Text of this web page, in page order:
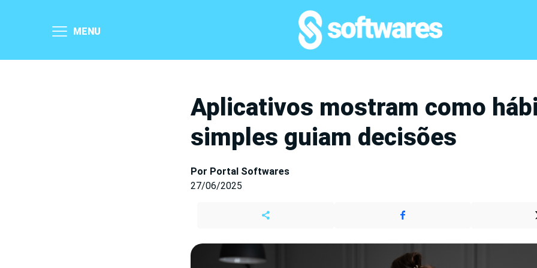
MENU
Aplicativos mostram como
simples guiam decisões
Por Portal Softwares
27/06/2025